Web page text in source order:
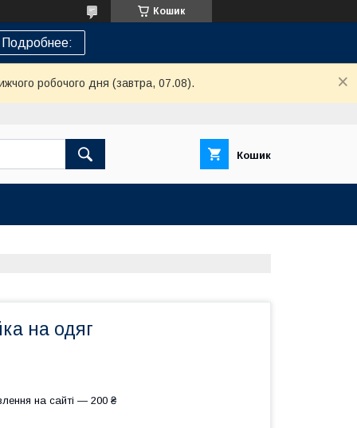
Кошик
Подробнее:
робочого дня (завтра, 07.08).
Кошик
на одяг
на сайті — 200 ₴